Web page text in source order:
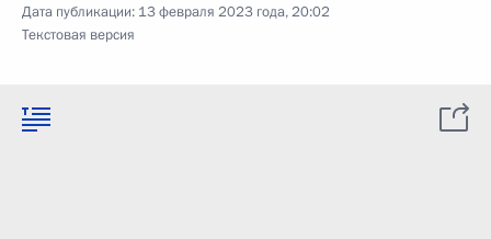
Дата публикации: 13 февраля 2023 года, 20:02
Текстовая версия